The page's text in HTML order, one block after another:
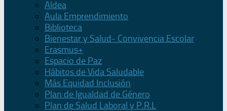
Aldea
Aula Emprendimiento
Biblioteca
Bienestar y Salud- Convivencia Escolar
Erasmus+
Espacio de Paz
Hábitos de Vida Saludable
Más Equidad Inclusión
Plan de Igualdad de Género
Plan de Salud Laboral y P.R.L